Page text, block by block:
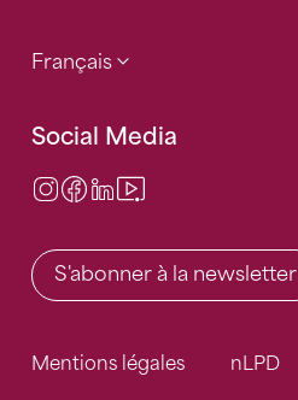
Français
Social Media
Instagram
Facebook
LinkedIn
S'abonner à la newsletter
Mentions légales nLPD